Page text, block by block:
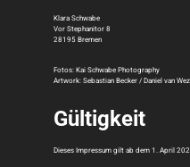
Klara Schwabe
Vor Stephanitor 8
28195 Bremen
Fotos: Kai Schwabe Photography
Artwork: Sebastian Becker / Daniel van
Gültigkeit
Dieses Impressum gilt ab dem 1. April